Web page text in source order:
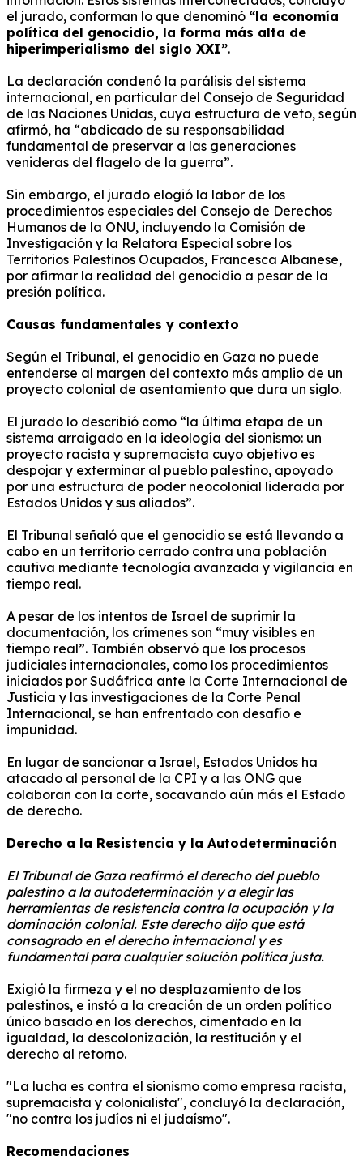
el jurado, conforman lo que denominó “la economía
política del genocidio, la forma más alta de
hiperimperialismo del siglo XXI”.
La declaración condenó la parálisis del sistema
internacional, en particular del Consejo de Seguridad
de las Naciones Unidas, cuya estructura de veto, según
afirmó, ha “abdicado de su responsabilidad
fundamental de preservar a las generaciones
venideras del flagelo de la guerra”.
Sin embargo, el jurado elogió la labor de los
procedimientos especiales del Consejo de Derechos
Humanos de la ONU, incluyendo la Comisión de
Investigación y la Relatora Especial sobre los
Territorios Palestinos Ocupados, Francesca Albanese,
por afirmar la realidad del genocidio a pesar de la
presión política.
Causas fundamentales y contexto
Según el Tribunal, el genocidio en Gaza no puede
entenderse al margen del contexto más amplio de un
proyecto colonial de asentamiento que dura un siglo.
El jurado lo describió como “la última etapa de un
sistema arraigado en la ideología del sionismo: un
proyecto racista y supremacista cuyo objetivo es
despojar y exterminar al pueblo palestino, apoyado
por una estructura de poder neocolonial liderada por
Estados Unidos y sus aliados”.
El Tribunal señaló que el genocidio se está llevando a
cabo en un territorio cerrado contra una población
cautiva mediante tecnología avanzada y vigilancia en
tiempo real.
A pesar de los intentos de Israel de suprimir la
documentación, los crímenes son “muy visibles en
tiempo real”. También observó que los procesos
judiciales internacionales, como los procedimientos
iniciados por Sudáfrica ante la Corte Internacional de
Justicia y las investigaciones de la Corte Penal
Internacional, se han enfrentado con desafío e
impunidad.
En lugar de sancionar a Israel, Estados Unidos ha
atacado al personal de la CPI y a las ONG que
colaboran con la corte, socavando aún más el Estado
de derecho.
Derecho a la Resistencia y la Autodeterminación
El Tribunal de Gaza reafirmó el derecho del pueblo
palestino a la autodeterminación y a elegir las
herramientas de resistencia contra la ocupación y la
dominación colonial. Este derecho dijoque está
consagrado en el derecho internacional y es
fundamental para cualquier solución política justa.
Exigió la firmeza y el no desplazamiento de los
palestinos, e instó a la creación de un orden político
único basado en los derechos, cimentado en la
igualdad, la descolonización, la restitución y el
derecho al retorno.
"La lucha es contra el sionismo como empresa racista,
supremacista y colonialista", concluyó la declaración,
"no contra los judíos ni el judaísmo".
Recomendaciones